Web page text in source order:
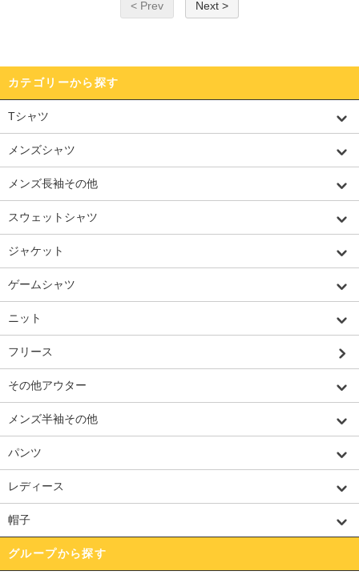
< Prev Next >
カテゴリーから探す
Tシャツ
メンズシャツ
メンズ長袖その他
スウェットシャツ
ジャケット
ゲームシャツ
ニット
フリース
その他アウター
メンズ半袖その他
パンツ
レディース
帽子
グループから探す